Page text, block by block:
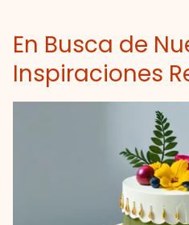
En Busca de
Inspiraciones